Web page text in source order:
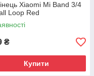
Xiaomi Mi Band 3/4
Loop Red
₴
Купити